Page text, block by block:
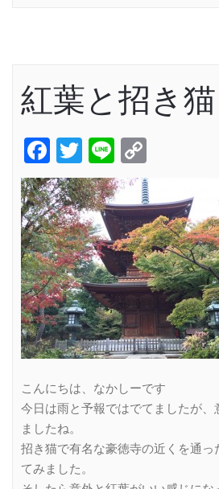
紅葉と招き猫
Facebook
Twitter
Line
Link
こんにちは、なかしーです
今日は雨と予報ではでてましたが、
ましたね。
招き猫で有名な豪徳寺の近くを通っ
てみました。